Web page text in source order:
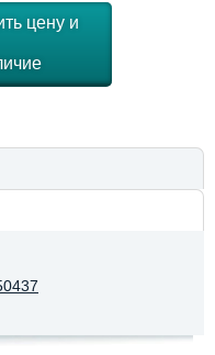
цену и